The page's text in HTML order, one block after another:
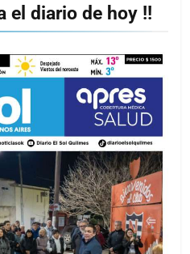
el diario de hoy !!